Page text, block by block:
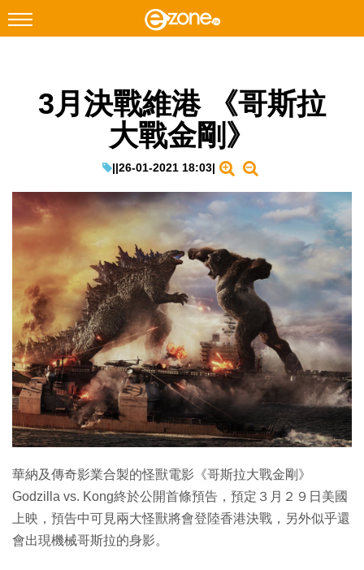
Facebook Instagram
遊戲動漫
教學評測
EduTech
IT Times
生成式AI與雲端應用
Enterprise Digital Transformation
特集
3月決戰維港 《哥斯拉
大戰金剛》
||26-01-2021 18:03|
華納及傳奇影業合製的怪獸電影《哥斯拉大戰金剛》
Godzilla vs. Kong終於公開首條預告，預定３月２９日美國
上映，預告中可見兩大怪獸將會登陸香港決戰，另外似乎還
會出現機械哥斯拉的身影。